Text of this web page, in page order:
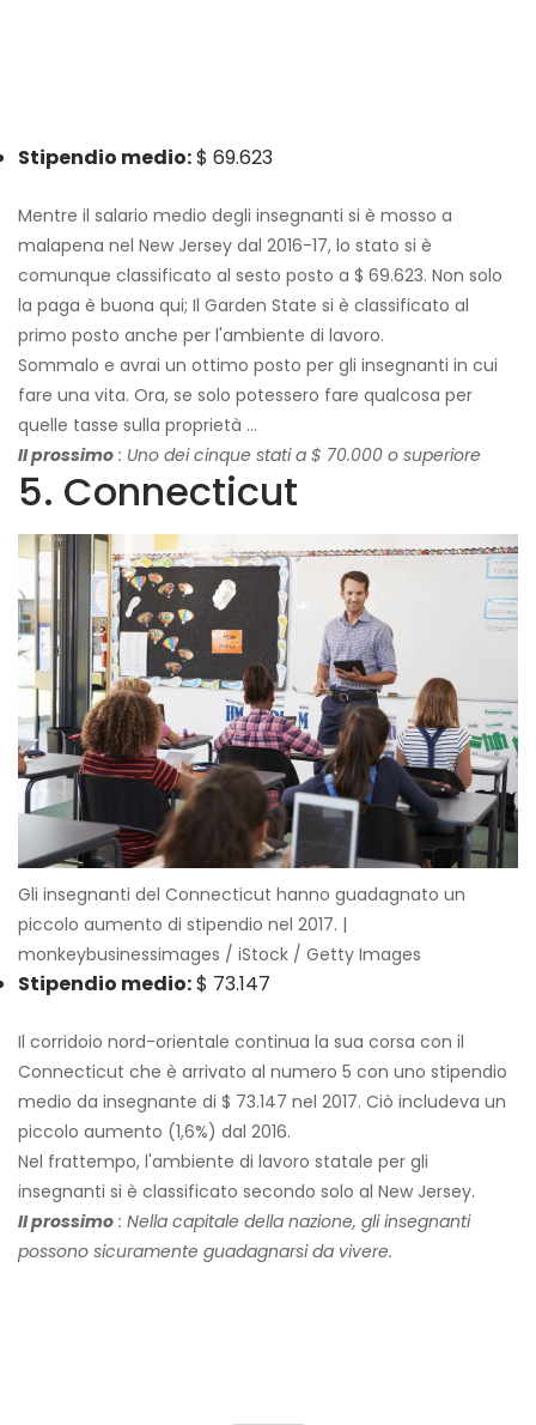
Stipendio medio:$ 69.623
Mentre il salario medio degli insegnanti si è mosso a
malapena nel New Jersey dal 2016-17, lo stato si è
comunque classificato al sesto posto a $ 69.623. Non solo
la paga è buona qui; Il Garden State si è classificato al
primo posto anche per l'ambiente di lavoro.
Sommalo e avrai un ottimo posto per gli insegnanti in cui
fare una vita. Ora, se solo potessero fare qualcosa per
quelle tasse sulla proprietà ...
Il prossimo : Uno dei cinque stati a $ 70.000 o superiore
5. Connecticut
Gli insegnanti del Connecticut hanno guadagnato un
piccolo aumento di stipendio nel 2017. |
monkeybusinessimages / iStock / Getty Images
Stipendio medio:$ 73.147
Il corridoio nord-orientale continua la sua corsa con il
Connecticut che è arrivato al numero 5 con uno stipendio
medio da insegnante di $ 73.147 nel 2017. Ciò includeva un
piccolo aumento (1,6%) dal 2016.
Nel frattempo, l'ambiente di lavoro statale per gli
insegnanti si è classificato secondo solo al New Jersey.
Il prossimo : Nella capitale della nazione, gli insegnanti
possono sicuramente guadagnarsi da vivere.